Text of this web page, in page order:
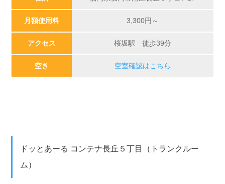
月額使用料 3,300円～
アクセス 桜坂駅 徒歩39分
空き 空室確認はこちら
ドッとあーる コンテナ長丘５丁目（トランクルー
ム）